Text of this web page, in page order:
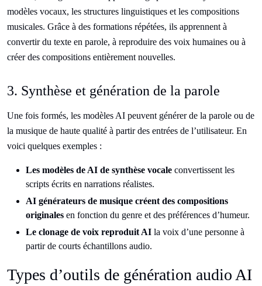
modèles vocaux, les structures linguistiques et les compositions
musicales. Grâce à des formations répétées, ils apprennent à
convertir du texte en parole, à reproduire des voix humaines ou à
créer des compositions entièrement nouvelles.
3. Synthèse et génération de la parole
Une fois formés, les modèles AI peuvent générer de la parole ou de
la musique de haute qualité à partir des entrées de l’utilisateur. En
voici quelques exemples :
Les modèles de AI de synthèse vocale convertissent les
scripts écrits en narrations réalistes.
AI générateurs de musique créent des compositions
originales en fonction du genre et des préférences d’humeur.
Le clonage de voix reproduit AI la voix d’une personne à
partir de courts échantillons audio.
Types d’outils de génération audio AI